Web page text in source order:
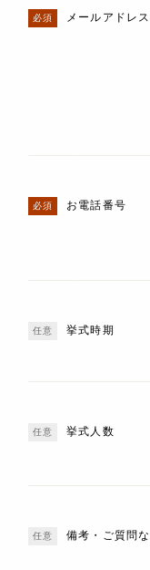
メールアドレス
お電話番号
挙式時期
挙式人数
備考・ご質問